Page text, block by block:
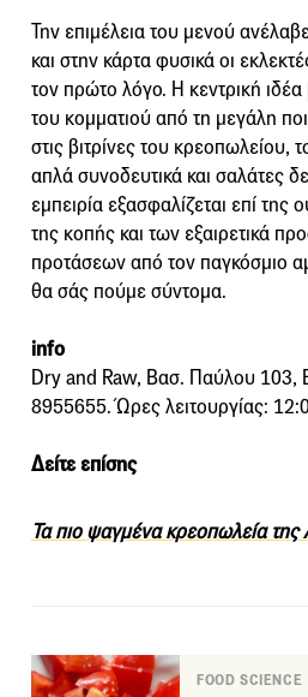
Την επιμέλεια του μενού
και στην κάρτα φυσικά οι
τον πρώτο λόγο. Η κεντρική ιδέα
του κομματιού από τη μεγάλη
στις βιτρίνες του κρεοπωλείου,
απλά συνοδευτικά και σαλάτες
εμπειρία εξασφαλίζεται επί της
της κοπής και των εξαιρετικά
προτάσεων από τον παγκόσμιο
θα σάς πούμε σύντομα.
info
Dry and Raw, Βασ. Παύλου 103,
8955655. Ώρες λειτουργίας:
Δείτε επίσης
Τα πιο ψαγμένα κρεοπωλεία της
FOOD SCIENCE